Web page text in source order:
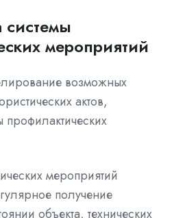
системы
мероприятий
возможных
актов,
профилактических
мероприятий
получение
объекта, технических